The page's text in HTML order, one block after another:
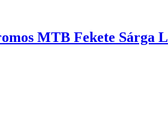
MTB Fekete Sárga L